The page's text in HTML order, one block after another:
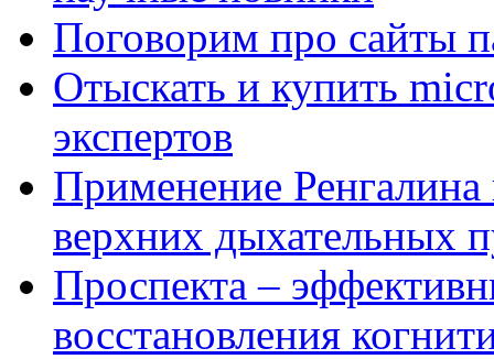
Поговорим про сайты
Отыскать и купить
экспертов
Применение Ренгалина
верхних дыхательных
Проспекта –
восстановления